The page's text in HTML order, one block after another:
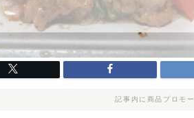
記事内に商品プロモ